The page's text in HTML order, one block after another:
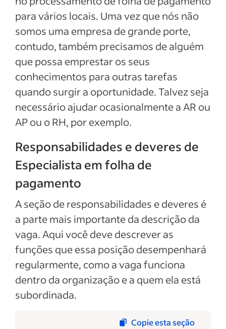
para vários locais. Uma vez que nós não
somos uma empresa de grande porte,
contudo, também precisamos de alguém
que possa emprestar os seus
conhecimentos para outras tarefas
quando surgir a oportunidade. Talvez seja
necessário ajudar ocasionalmente a AR ou
AP ou o RH, por exemplo.
Responsabilidades e deveres de
Especialista em folha de
pagamento
A seção de responsabilidades e deveres é
a parte mais importante da descrição da
vaga. Aqui você deve descrever as
funções que essa posição desempenhará
regularmente, como a vaga funciona
dentro da organização e a quem ela está
subordinada.
Copie esta seção